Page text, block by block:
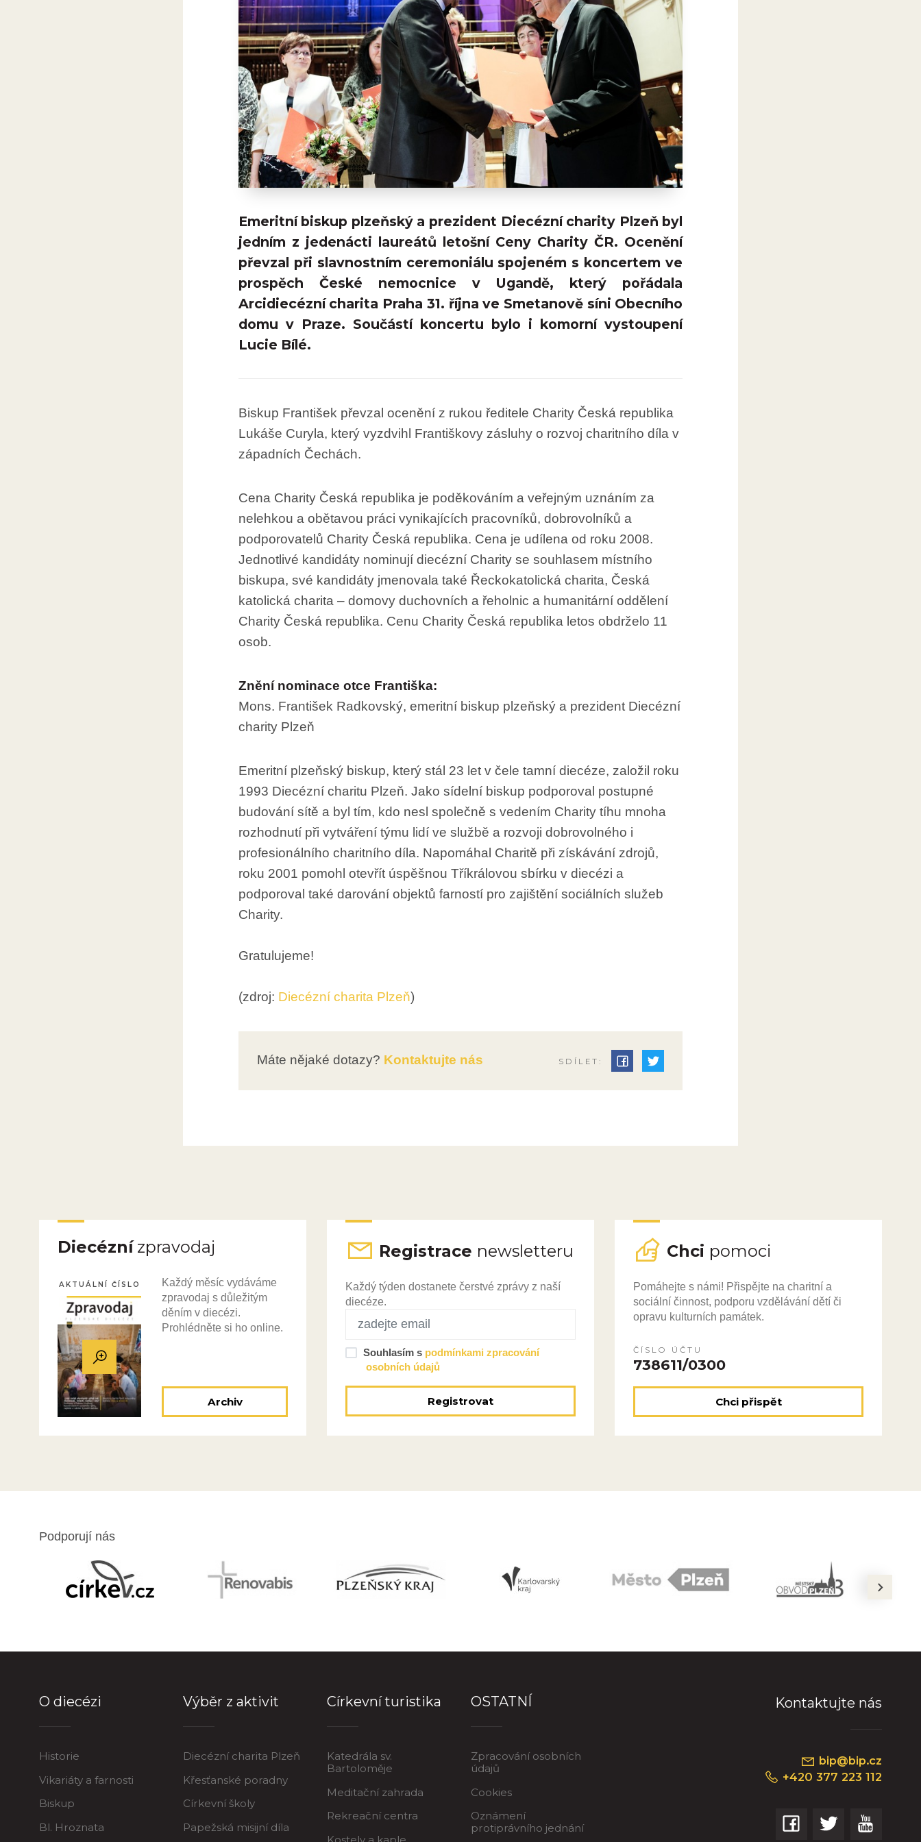
Emeritní biskup plzeňský a prezident Diecézní charity Plzeň byl
jedním z jedenácti laureátů letošní Ceny Charity ČR. Ocenění
převzal při slavnostním ceremoniálu spojeném s koncertem ve
prospěch České nemocnice v Ugandě, který pořádala
Arcidiecézní charita Praha 31. října ve Smetanově síni Obecního
domu v Praze. Součástí koncertu bylo i komorní vystoupení
Lucie Bílé.
Biskup František převzal ocenění z rukou ředitele Charity Česká republika
Lukáše Curyla, který vyzdvihl Františkovy zásluhy o rozvoj charitního díla v
západních Čechách.
Cena Charity Česká republika je poděkováním a veřejným uznáním za
nelehkou a obětavou práci vynikajících pracovníků, dobrovolníků a
podporovatelů Charity Česká republika. Cena je udílena od roku 2008.
Jednotlivé kandidáty nominují diecézní Charity se souhlasem místního
biskupa, své kandidáty jmenovala také Řeckokatolická charita, Česká
katolická charita – domovy duchovních a řeholnic a humanitární oddělení
Charity Česká republika. Cenu Charity Česká republika letos obdrželo 11
osob.
Znění nominace otce Františka:
Mons. František Radkovský, emeritní biskup plzeňský a prezident Diecézní
charity Plzeň
Emeritní plzeňský biskup, který stál 23 let v čele tamní diecéze, založil roku
1993 Diecézní charitu Plzeň. Jako sídelní biskup podporoval postupné
budování sítě a byl tím, kdo nesl společně s vedením Charity tíhu mnoha
rozhodnutí při vytváření týmu lidí ve službě a rozvoji dobrovolného i
profesionálního charitního díla. Napomáhal Charitě při získávání zdrojů,
roku 2001 pomohl otevřít úspěšnou Tříkrálovou sbírku v diecézi a
podporoval také darování objektů farností pro zajištění sociálních služeb
Charity.
Gratulujeme!
(zdroj: Diecézní charita Plzeň)
Máte nějaké dotazy? Kontaktujte nás SDÍLET:
Diecéznízpravodaj
AKTUÁLNÍ ČÍSLO
Každý měsíc vydáváme
zpravodaj s důležitým
děním v diecézi.
Prohlédněte si ho online.
Archiv
Registrace newsletteru
Každý týden dostanete čerstvé zprávy z naší
diecéze.
Souhlasím s podmínkami zpracování
osobních údajů
Registrovat
Chci pomoci
Pomáhejte s námi! Přispějte na charitní a
sociální činnost, podporu vzdělávání dětí či
opravu kulturních památek.
ČÍSLO ÚČTU
738611/0300
Chci přispět
Podporují nás
next
O diecézi
Historie
Vikariáty a farnosti
Biskup
Bl. Hroznata
Výběr z aktivit
Diecézní charita Plzeň
Křesťanské poradny
Církevní školy
Papežská misijní díla
Církevní turistika
Katedrála sv.
Bartoloměje
Meditační zahrada
Rekreační centra
OSTATNÍ
Zpracování osobních
údajů
Cookies
Oznámení
protiprávního jednání
Kontaktujte nás
bip@bip.cz
+420 377 223 112